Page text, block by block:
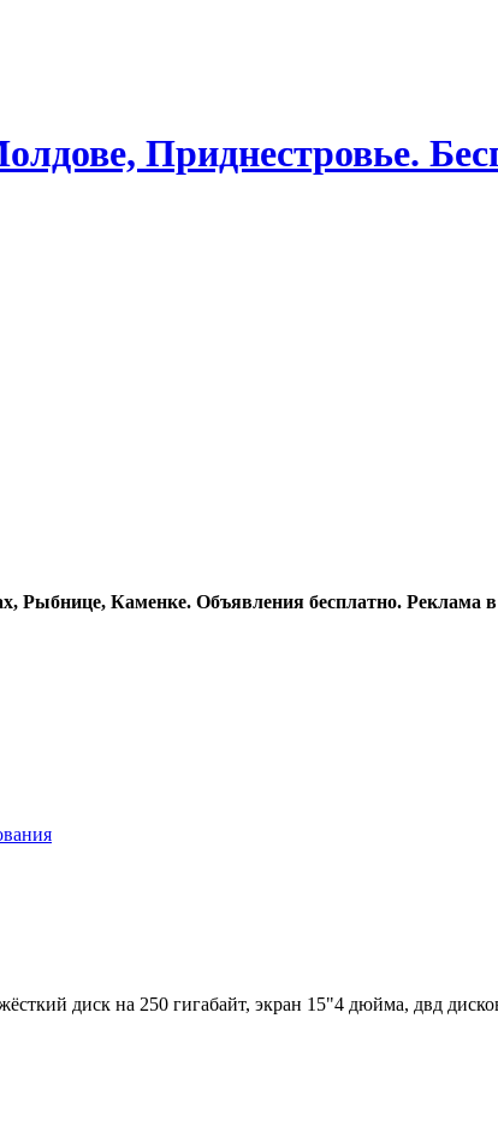
Приднестровье.
Рыбнице, Каменке. Объявления бесплатно. Реклама
диск на 250 гигабайт, экран 15"4 дюйма, двд